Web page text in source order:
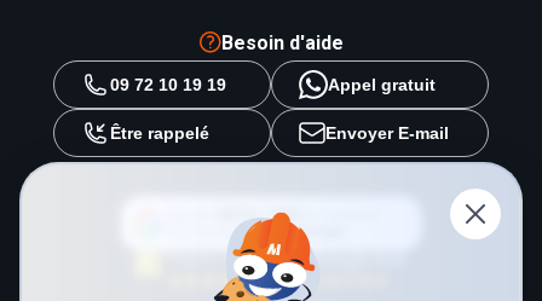
Besoin d'aide
09 72 10 19 19 Appel gratuit
Être rappelé Envoyer E-mail
METAL 2000
source préférée surGoogle